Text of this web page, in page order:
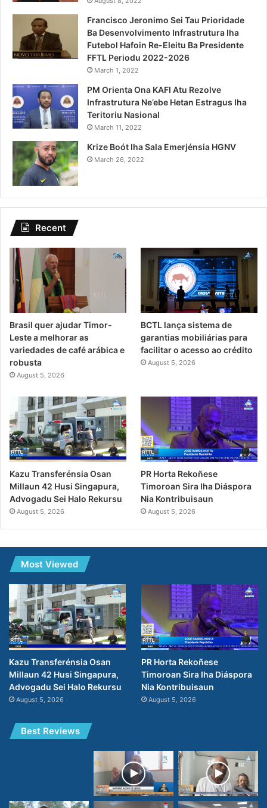
Francisco Jeronimo Sei Tau Prioridade
Ba Desenvolvimento Infrastrutura Iha
Futebol Hafoin Re-Eleitu Ba Presidente
FFTL Periodu 2022-2026
March 1, 2022
PM Orienta Ona KAFI Atu Rezolve
Infrastrutura Ne’ebe Hetan Estragus Iha
Teritoriu Nasional
March 11, 2022
Krize Boót Iha Sala Emerjénsia HGNV
March 26, 2022
Recent
Brasil quer ajudar Timor-
Leste a melhorar as
variedades de café arábica e
robusta
August 5, 2026
BCTL lança sistema de
garantias mobiliárias para
facilitar o acesso ao crédito
August 5, 2026
Kazu Transferénsia Osan
Millaun 42 Husi Singapura,
Advogadu Sei Halo Rekursu
August 5, 2026
PR Horta Rekoñese
Timoroan Sira Iha Diáspora
Nia Kontribuisaun
August 5, 2026
Most Viewed
Kazu Transferénsia Osan
Millaun 42 Husi Singapura,
Advogadu Sei Halo Rekursu
August 5, 2026
PR Horta Rekoñese
Timoroan Sira Iha Diáspora
Nia Kontribuisaun
August 5, 2026
Best Reviews